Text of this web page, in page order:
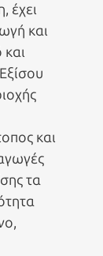
έχει
και
και
τα